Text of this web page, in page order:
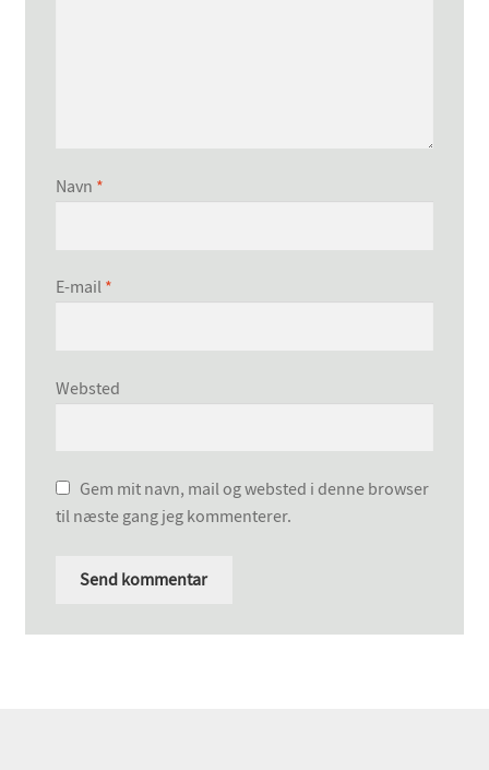
Navn *
E-mail *
Websted
Gem mit navn, mail og websted i denne browser
til næste gang jeg kommenterer.